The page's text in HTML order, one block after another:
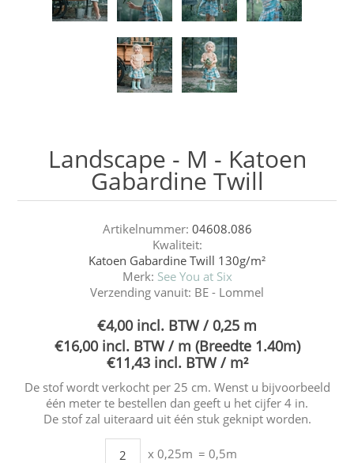
Landscape - M - Katoen
Gabardine Twill
Artikelnummer: 04608.086
Kwaliteit:
Katoen Gabardine Twill 130g/m²
Merk: See You at Six
Verzending vanuit: BE - Lommel
€4,00 incl. BTW / 0,25 m
€16,00 incl. BTW / m (Breedte 1.40m)
€11,43 incl. BTW / m²
De stof wordt verkocht per 25 cm. Wenst u bijvoorbeeld
één meter te bestellen dan geeft u het cijfer 4 in.
De stof zal uiteraard uit één stuk geknipt worden.
x 0,25m = 0,5m